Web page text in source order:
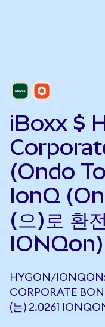
iBoxx $
(Ondo
IonQ
(으)로 환
IONQon)
HYGON/IONQON:
CORPORATE
(는) 2.0261